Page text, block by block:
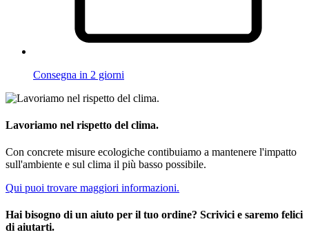
Consegna in 2 giorni
Lavoriamo nel rispetto del clima.
Con concrete misure ecologiche contibuiamo a mantenere l'impatto
sull'ambiente e sul clima il più basso possibile.
Qui puoi trovare maggiori informazioni.
Hai bisogno di un aiuto per il tuo ordine? Scrivici e saremo felici
di aiutarti.